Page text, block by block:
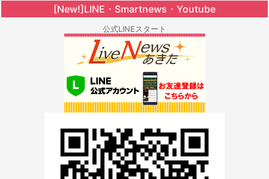
[New!]LINE・Smartnews・Youtube
公式LINEスタート